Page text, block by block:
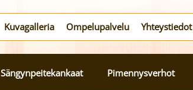
Kuvagalleria Ompelupalvelu Yhteystiedot
Sängynpeitekankaat Pimennysverhot